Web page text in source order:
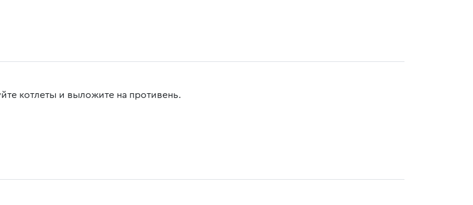
котлеты и выложите на противень.